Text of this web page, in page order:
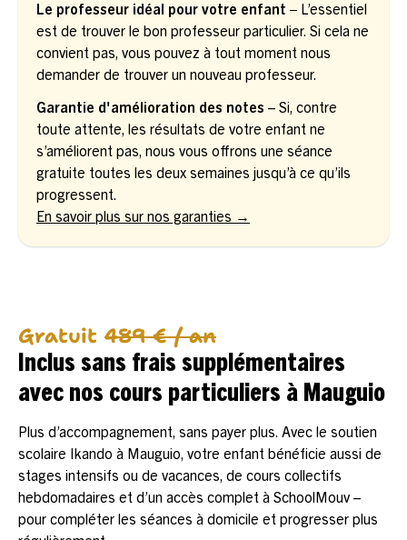
Le professeur idéal pour votre enfant – L’essentiel
est de trouver le bon professeur particulier. Si cela ne
convient pas, vous pouvez à tout moment nous
demander de trouver un nouveau professeur.
Garantie d'amélioration des notes – Si, contre
toute attente, les résultats de votre enfant ne
s’améliorent pas, nous vous offrons une séance
gratuite toutes les deux semaines jusqu’à ce qu’ils
progressent.
En savoir plus sur nos garanties →
Gratuit 489 € / an
Inclus sans frais supplémentaires
avec nos cours particuliers à Mauguio
Plus d’accompagnement, sans payer plus. Avec le soutien
scolaire Ikando à Mauguio, votre enfant bénéficie aussi de
stages intensifs ou de vacances, de cours collectifs
hebdomadaires et d’un accès complet à SchoolMouv –
pour compléter les séances à domicile et progresser plus